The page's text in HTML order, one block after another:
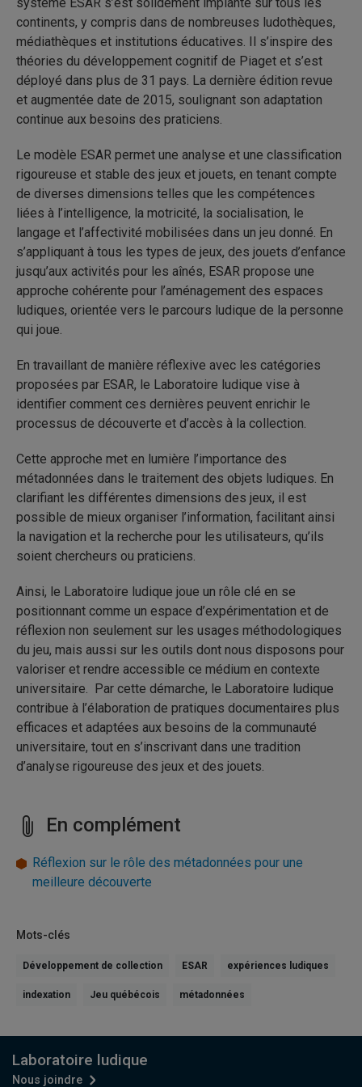
continents, y compris dans de nombreuses ludothèques,
médiathèques et institutions éducatives. Il s’inspire des
théories du développement cognitif de Piaget et s’est
déployé dans plus de 31 pays. La dernière édition revue
et augmentée date de 2015, soulignant son adaptation
continue aux besoins des praticiens.
Le modèle ESAR permet une analyse et une classification
rigoureuse et stable des jeux et jouets, en tenant compte
de diverses dimensions telles que les compétences
liées à l’intelligence, la motricité, la socialisation, le
langage et l’affectivité mobilisées dans un jeu donné. En
s’appliquant à tous les types de jeux, des jouets d’enfance
jusqu’aux activités pour les aînés, ESAR propose une
approche cohérente pour l’aménagement des espaces
ludiques, orientée vers le parcours ludique de la personne
qui joue.
En travaillant de manière réflexive avec les catégories
proposées par ESAR, le Laboratoire ludique vise à
identifier comment ces dernières peuvent enrichir le
processus de découverte et d’accès à la collection.
Cette approche met en lumière l’importance des
métadonnées dans le traitement des objets ludiques. En
clarifiant les différentes dimensions des jeux, il est
possible de mieux organiser l’information, facilitant ainsi
la navigation et la recherche pour les utilisateurs, qu’ils
soient chercheurs ou praticiens.
Ainsi, le Laboratoire ludique joue un rôle clé en se
positionnant comme un espace d’expérimentation et de
réflexion non seulement sur les usages méthodologiques
du jeu, mais aussi sur les outils dont nous disposons pour
valoriser et rendre accessible ce médium en contexte
universitaire. Par cette démarche, le Laboratoire ludique
contribue à l’élaboration de pratiques documentaires plus
efficaces et adaptées aux besoins de la communauté
universitaire, tout en s’inscrivant dans une tradition
d’analyse rigoureuse des jeux et des jouets.
En complément
Réflexion sur le rôle des métadonnées pour une
meilleure découverte
Mots-clés
Développement de collection ESAR expériences ludiques
indexation Jeu québécois métadonnées
Laboratoire ludique
Nous joindre